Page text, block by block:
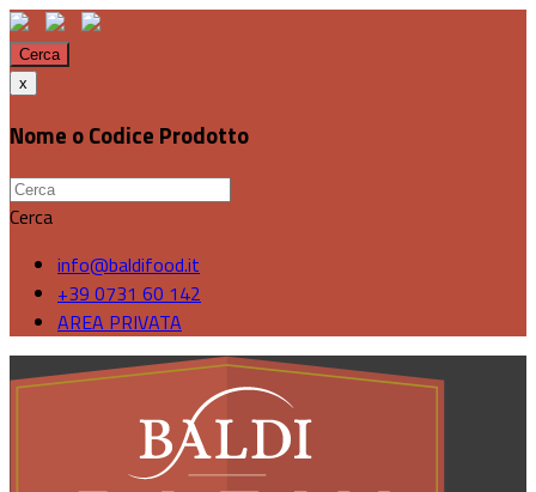
Cerca
x
Nome o Codice Prodotto
Cerca
info@baldifood.it
+39 0731 60 142
AREA PRIVATA